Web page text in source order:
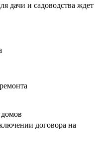
дачи и садоводства ждет
договора на